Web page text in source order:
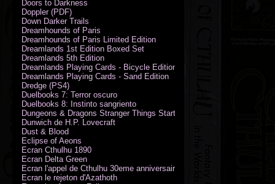
Doors to Darkness
Doppler (PDF)
Down Darker Trails
Dreamhounds of Paris
Dreamhounds of Paris Limited Edition
Dreamlands 1st Edition Boxed Set
Dreamlands 5th Edition
Dreamlands Playing Cards - Bicycle Edition
Dreamlands Playing Cards - Sand Edition
Dredge (PS4)
Duelbooks 7: Terror oscuro
Duelbooks 8: Instinto sangriento
Dungeons & Dragons Stranger Things Starter Set
Dunwich de H.P. Lovecraft
Dust & Blood
Eclipse of Aeons
Ecran Cthulhu 1890
Ecran Delta Green
Ecran l'appel de Cthulhu 30eme anniversaire
Ecran le rejeton d'Azathoth